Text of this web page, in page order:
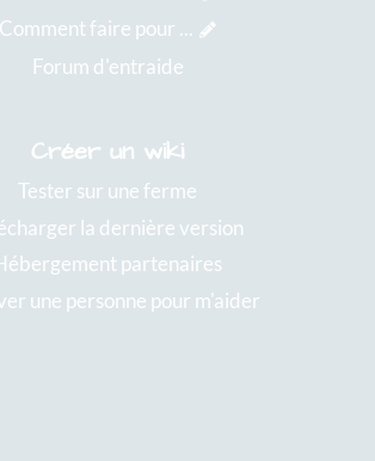
Comment faire pour ...
Forum d'entraide
Créer un wiki
Tester sur une ferme
la dernière version
partenaires
une personne pour m'aider